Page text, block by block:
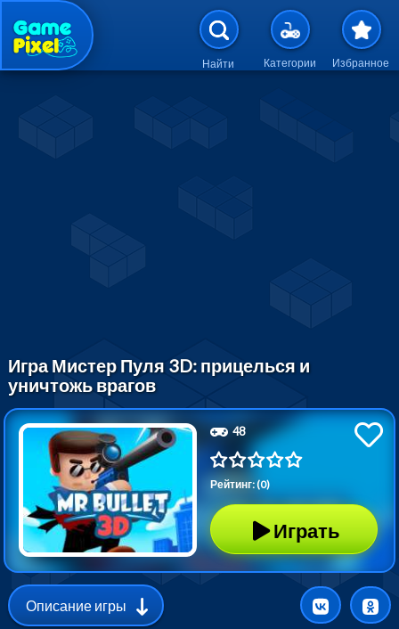
Перейти к основному
Найти Категории Избранное
Игра Мистер Пуля 3D: прицелься и
уничтожь врагов
48
Рейтинг: (0)
Играть
Описание игры